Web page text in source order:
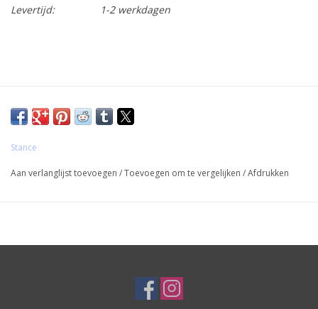
Levertijd:
1-2 werkdagen
Stance
Aan verlanglijst toevoegen /Toevoegen om te vergelijken /Afdrukken